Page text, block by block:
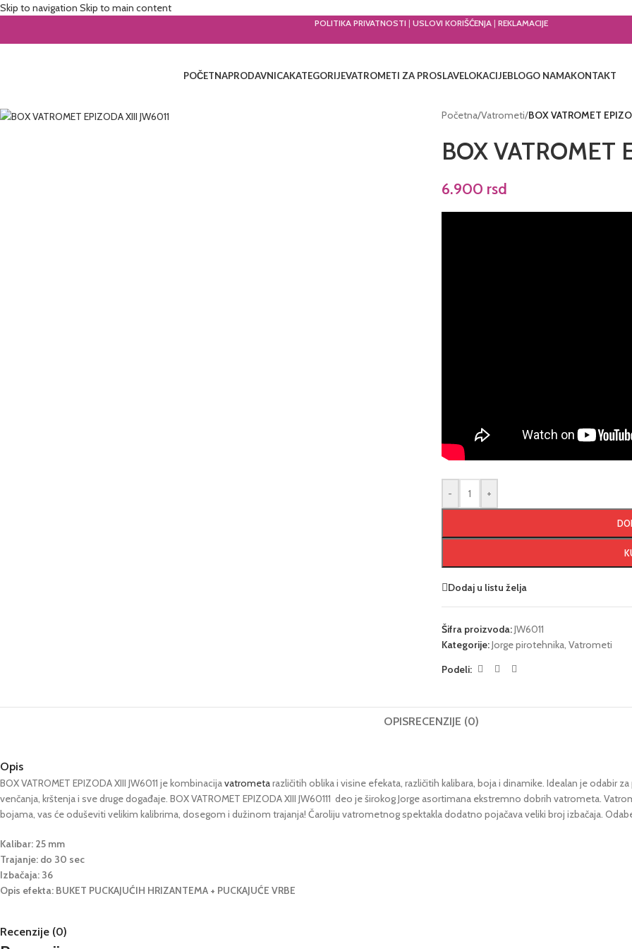
Skip to navigation Skip to main content
POLITIKA PRIVATNOSTI | USLOVI KORIŠĆENJA| REKLAMACIJE
POČETNAPRODAVNICAKATEGORIJEVATROMETI ZA PROSLAVELOKACIJEBLOGO NAMAKONTAKT
Početna/Vatrometi/BOX VATROMET
BOX VATROMET
6.900 rsd
- +
Dodaj u listu želja
Šifra proizvoda:JW6011
Kategorije:Jorge pirotehnika, Vatrometi
Podeli:
OPISRECENZIJE (0)
Opis
BOX VATROMET EPIZODA XIII JW6011 je kombinacijavatrometarazličitih oblika i visine efekata, različitih kalibara, boja i dinamike. Idealan je odabir
venčanja, krštenja i sve druge događaje. BOX VATROMET EPIZODA XIII JW60111 deo je širokog Jorge asortimana ekstremno dobrih vatrometa.
bojama, vas će oduševiti velikim kalibrima, dosegom i dužinom trajanja! Čaroliju vatrometnog spektakla dodatno pojačava veliki broj izbačaja.
Kalibar: 25 mm
Trajanje: do 30 sec
Izbačaja: 36
Opis efekta: BUKET PUCKAJUĆIH HRIZANTEMA + PUCKAJUĆE VRBE
Recenzije (0)